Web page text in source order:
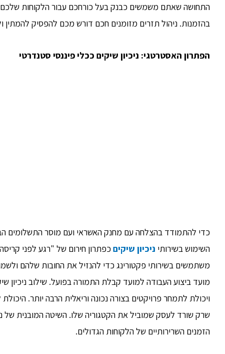
התחושה שאתם משמשים כבנק בעל כורחכם עבור הלקוחות שלכם
בהזמנות. ניהול תזרים מזומנים חכם דורש מכם להפסיק להמתין
הפתרון האסטרטגי: ניכיון שיקים ככלי פיננסי סטנדרטי
כדי להתמודד בהצלחה עם מחנק האשראי ועם מוסר התשלומים
השימוש בשירותי ניכיון שיקים כפתרון חירום של "רגע לפני
משתמשים בשירותי פקטורינג כדי להנזיל את החובות שלהם
מועד ביצוע העבודה למועד קבלת התמורה בפועל. שילוב
ויכולת לתמחר פרויקטים בצורה נכונה וריאלית הרבה יותר.
שרק שורד לעסק שמוביל את הקטגוריה שלו. השיטה המובנית של
הזמנים השרירותיים של הלקוחות הגדולים.